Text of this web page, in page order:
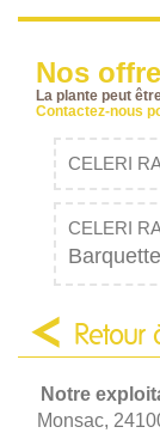
Nos
La plante peut
Contactez-nous
CELERI
CELERI
Retour
Notre
Monsac,